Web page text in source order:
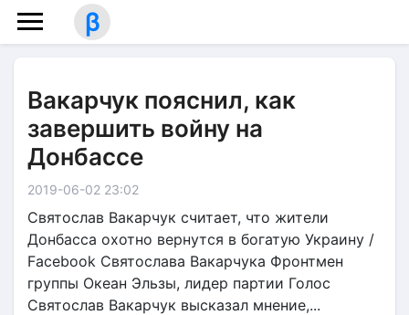
β
Вакарчук пояснил, как
завершить войну на
Донбассе
2019-06-02 23:02
Святослав Вакарчук считает, что жители
Донбасса охотно вернутся в богатую Украину /
Facebook Святослава Вакарчука Фронтмен
группы Океан Эльзы, лидер партии Голос
Святослав Вакарчук высказал мнение,...